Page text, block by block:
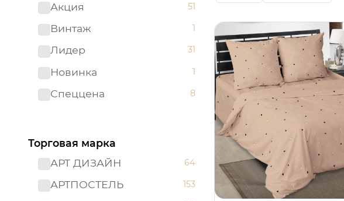
Акция
51
Винтаж 1
Лидер 31
Новинка 1
Спеццена 8
Торговая марка
АРТ ДИЗАЙН
64
АРТПОСТЕЛЬ 153